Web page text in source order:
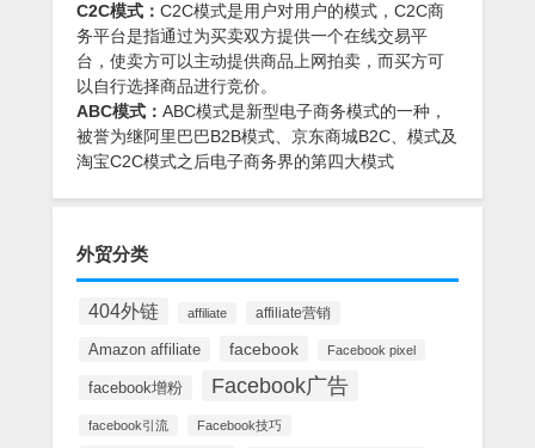
C2C模式： C2C模式是用户对用户的模式，C2C商
务平台是指通过为买卖双方提供一个在线交易平
台，使卖方可以主动提供商品上网拍卖，而买方可
以自行选择商品进行竞价。
ABC模式： ABC模式是新型电子商务模式的一种，
被誉为继阿里巴巴B2B模式、京东商城B2C、模式及
淘宝C2C模式之后电子商务界的第四大模式
外贸分类
404外链 affiliate affiliate营销
Amazon affiliate facebook Facebook pixel
facebook增粉 Facebook广告
facebook引流 Facebook技巧